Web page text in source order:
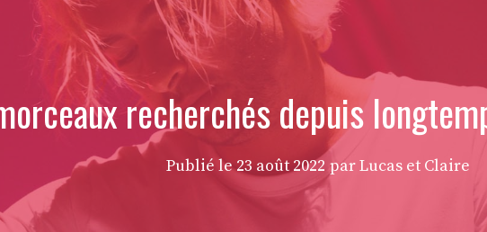
recherchés depuis
Publié le23 août 2022 par Lucas et Claire